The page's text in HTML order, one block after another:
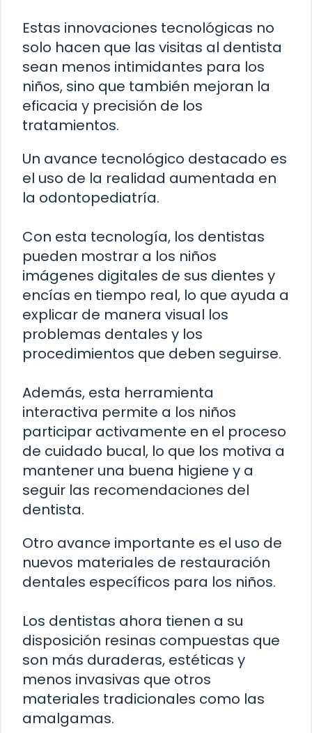
Estas innovaciones tecnológicas no
solo hacen que las visitas al dentista
sean menos intimidantes para los
niños, sino que también mejoran la
eficacia y precisión de los
tratamientos.
Un avance tecnológico destacado es
el uso de la realidad aumentada en
la odontopediatría.
Con esta tecnología, los dentistas
pueden mostrar a los niños
imágenes digitales de sus dientes y
encías en tiempo real, lo que ayuda a
explicar de manera visual los
problemas dentales y los
procedimientos que deben seguirse.
Además, esta herramienta
interactiva permite a los niños
participar activamente en el proceso
de cuidado bucal, lo que los motiva a
mantener una buena higiene y a
seguir las recomendaciones del
dentista.
Otro avance importante es el uso de
nuevos materiales de restauración
dentales específicos para los niños.
Los dentistas ahora tienen a su
disposición resinas compuestas que
son más duraderas, estéticas y
menos invasivas que otros
materiales tradicionales como las
amalgamas.